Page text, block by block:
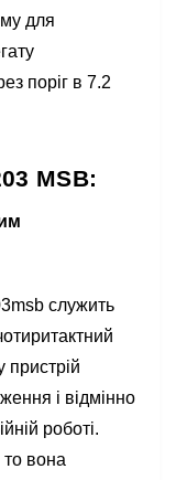
для
поріг в 7.2
MSB:
служить
і відмінно
роботі.
вона